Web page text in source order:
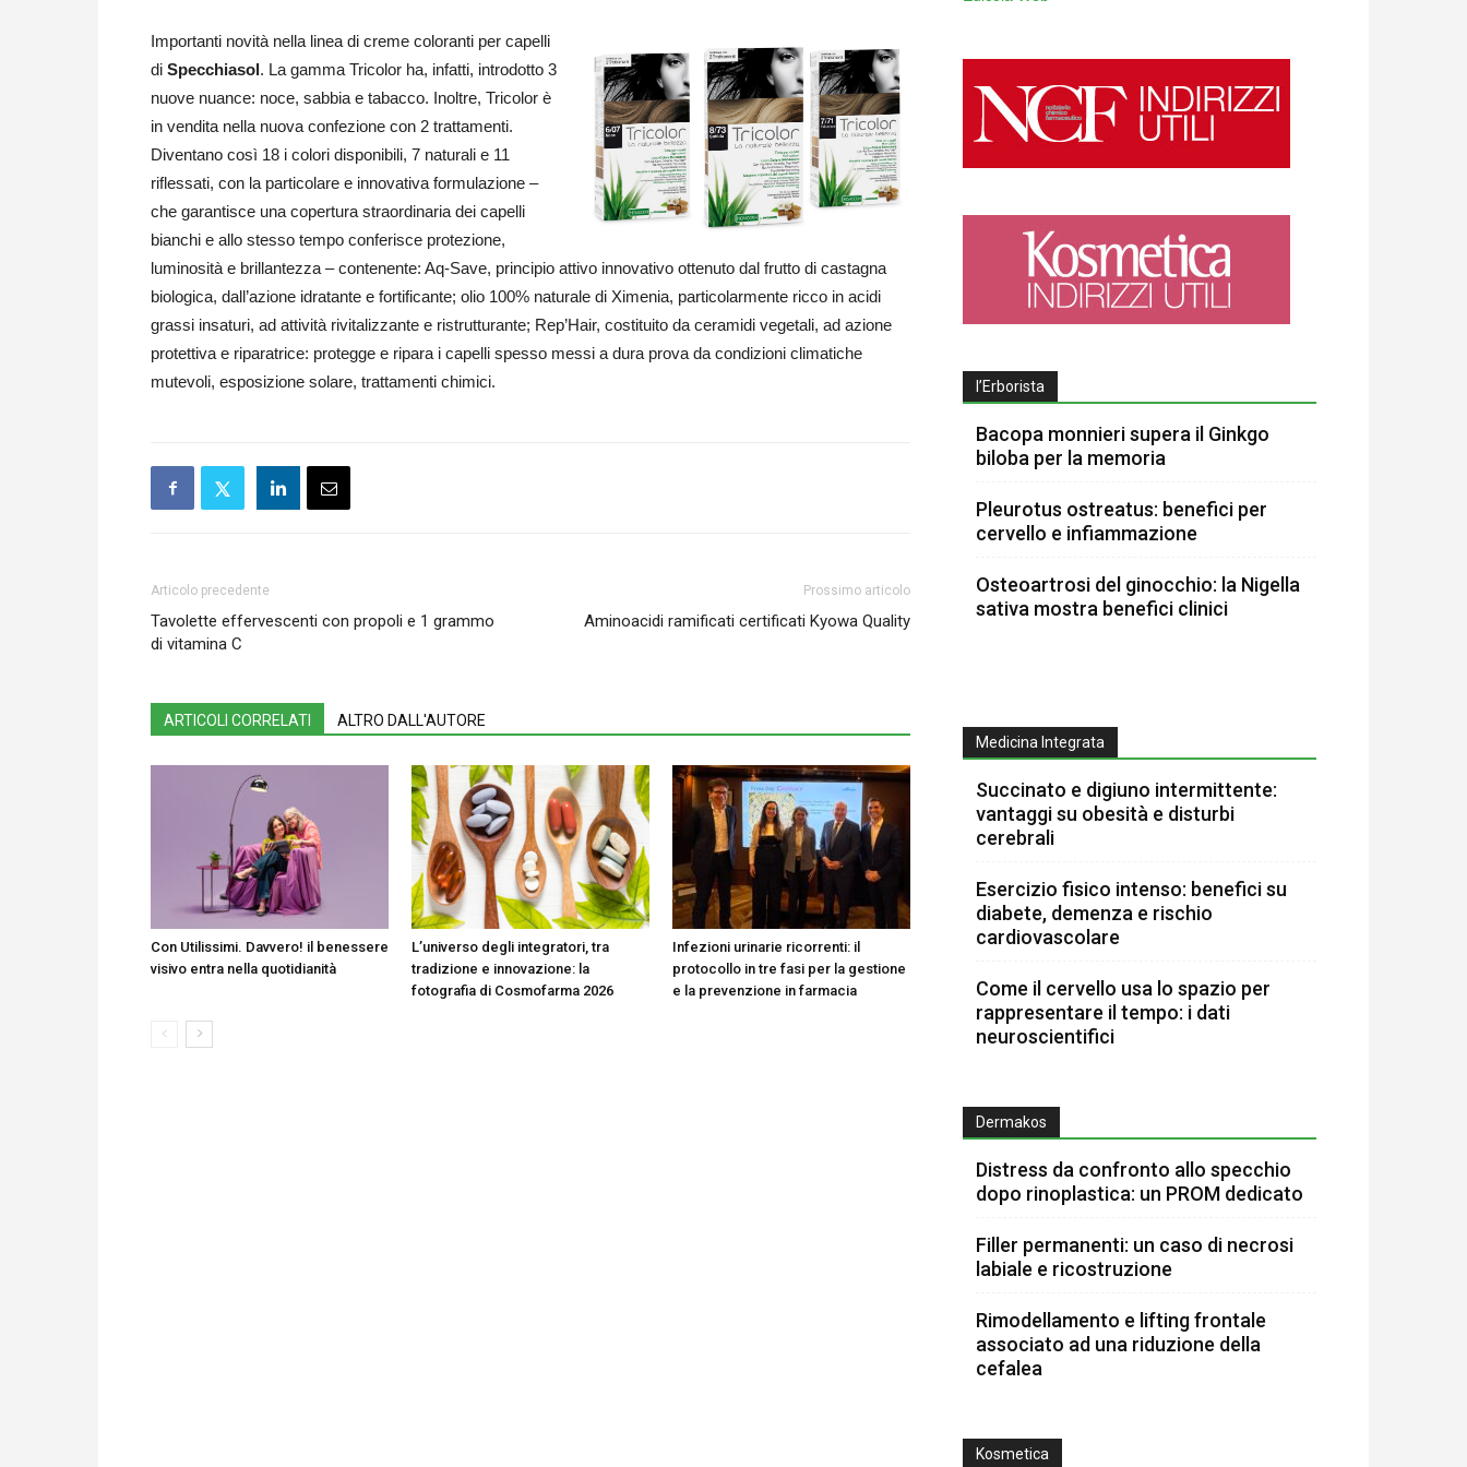
Importanti novità nella linea di creme coloranti per capelli
di Specchiasol. La gamma Tricolor ha, infatti, introdotto 3
nuove nuance: noce, sabbia e tabacco. Inoltre, Tricolor è
in vendita nella nuova confezione con 2 trattamenti.
Diventano così 18 i colori disponibili, 7 naturali e 11
riflessati, con la particolare e innovativa formulazione –
che garantisce una copertura straordinaria dei capelli
bianchi e allo stesso tempo conferisce protezione,
luminosità e brillantezza – contenente: Aq-Save, principio attivo innovativo ottenuto dal frutto di castagna
biologica, dall’azione idratante e fortificante; olio 100% naturale di Ximenia, particolarmente ricco in acidi
grassi insaturi, ad attività rivitalizzante e ristrutturante; Rep’Hair, costituito da ceramidi vegetali, ad azione
protettiva e riparatrice: protegge e ripara i capelli spesso messi a dura prova da condizioni climatiche
mutevoli, esposizione solare, trattamenti chimici.
Articolo precedente
Tavolette effervescenti con propoli e 1 grammo
di vitamina C
Prossimo articolo
Aminoacidi ramificati certificati Kyowa Quality
ARTICOLI CORRELATI ALTRO DALL'AUTORE
Con Utilissimi. Davvero! il benessere
visivo entra nella quotidianità
L’universo degli integratori, tra
tradizione e innovazione: la
fotografia di Cosmofarma 2026
Infezioni urinarie ricorrenti: il
protocollo in tre fasi per la gestione
e la prevenzione in farmacia
l’Erborista
Bacopa monnieri supera il Ginkgo
biloba per la memoria
Pleurotus ostreatus: benefici per
cervello e infiammazione
Osteoartrosi del ginocchio: la Nigella
sativa mostra benefici clinici
Medicina Integrata
Succinato e digiuno intermittente:
vantaggi su obesità e disturbi
cerebrali
Esercizio fisico intenso: benefici su
diabete, demenza e rischio
cardiovascolare
Come il cervello usa lo spazio per
rappresentare il tempo: i dati
neuroscientifici
Dermakos
Distress da confronto allo specchio
dopo rinoplastica: un PROM dedicato
Filler permanenti: un caso di necrosi
labiale e ricostruzione
Rimodellamento e lifting frontale
associato ad una riduzione della
cefalea
Kosmetica